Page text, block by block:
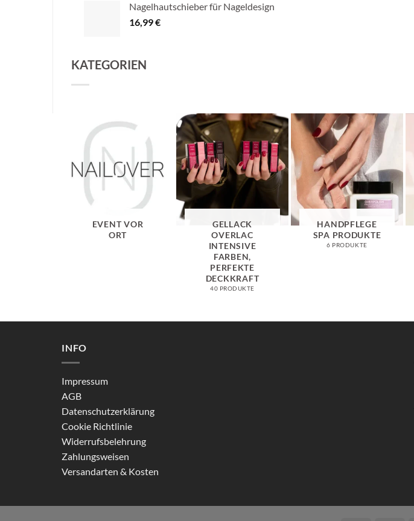
Nagelhautschieber für Nageldesign
16,99€
KATEGORIEN
EVENT VOR
ORT
GELLACK
OVERLAC
INTENSIVE
FARBEN,
PERFEKTE
DECKKRAFT
40 PRODUKTE
HANDPFLEGE
SPA PRODUKTE
6 PRODUKTE
INFO
Impressum
AGB
Datenschutzerklärung
Cookie Richtlinie
Widerrufsbelehrung
Zahlungsweisen
Versandarten & Kosten